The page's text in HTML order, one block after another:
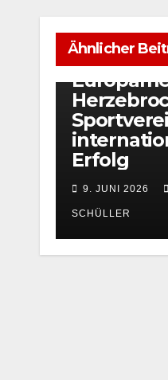
Ähnlicher
Nils
sich zum
Erfolg
9. JUNI 2026
SCHÜLLER